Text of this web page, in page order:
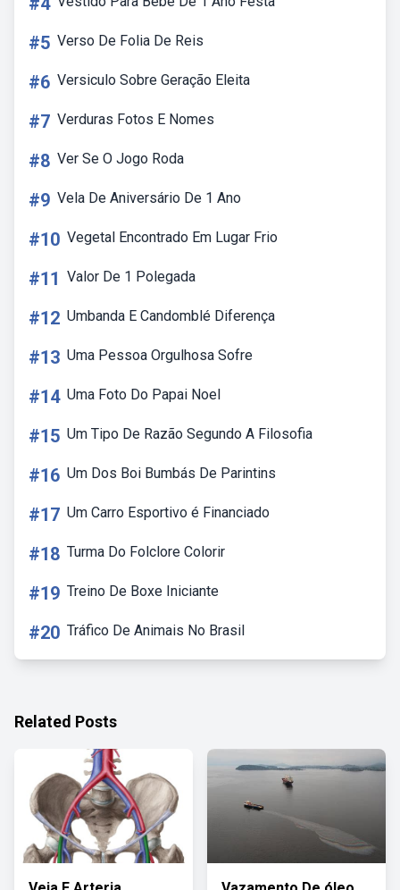
#5 Verso De Folia De Reis
#6 Versiculo Sobre Geração Eleita
#7 Verduras Fotos E Nomes
#8 Ver Se O Jogo Roda
#9 Vela De Aniversário De 1 Ano
#10 Vegetal Encontrado Em Lugar Frio
#11 Valor De 1 Polegada
#12 Umbanda E Candomblé Diferença
#13 Uma Pessoa Orgulhosa Sofre
#14 Uma Foto Do Papai Noel
#15 Um Tipo De Razão Segundo A Filosofia
#16 Um Dos Boi Bumbás De Parintins
#17 Um Carro Esportivo é Financiado
#18 Turma Do Folclore Colorir
#19 Treino De Boxe Iniciante
#20 Tráfico De Animais No Brasil
Related Posts